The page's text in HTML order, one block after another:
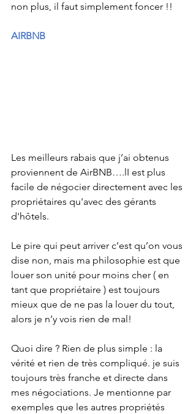
non plus, il faut simplement foncer !!
AIRBNB
Les meilleurs rabais que j’ai obtenus
proviennent de AirBNB….lI est plus
facile de négocier directement avec les
propriétaires qu'avec des gérants
d'hôtels.
Le pire qui peut arriver c’est qu’on vous
dise non, mais ma philosophie est que
louer son unité pour moins cher ( en
tant que propriétaire ) est toujours
mieux que de ne pas la louer du tout,
alors je n’y vois rien de mal!
Quoi dire ? Rien de plus simple : la
vérité et rien de très compliqué. je suis
toujours très franche et directe dans
mes négociations. Je mentionne par
exemples que les autres propriétés